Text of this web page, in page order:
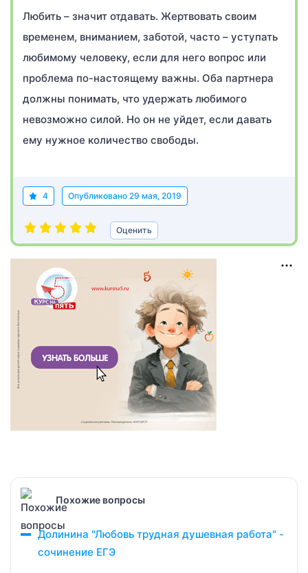
Любить – значит отдавать. Жертвовать своим
временем, вниманием, заботой, часто – уступать
любимому человеку, если для него вопрос или
проблема по-настоящему важны. Оба партнера
должны понимать, что удержать любимого
невозможно силой. Но он не уйдет, если давать
ему нужное количество свободы.
4 Опубликовано 29 мая, 2019
Оценить
Похожие вопросы
Долинина "Любовь трудная душевная работа" -
сочинение ЕГЭ